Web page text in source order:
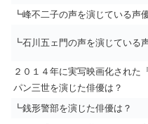
┗峰不二子の声を演じている声
┗石川五ェ門の声を演じている
２０１４年に実写映画化された
パン三世を演じた俳優は？
┗銭形警部を演じた俳優は？